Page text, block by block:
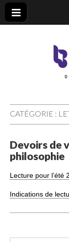
CATÉGORIE :
Devoirs de
philosophie
Lecture pour l’été
Indications de